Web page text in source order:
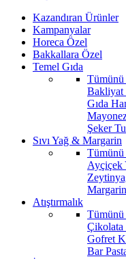
Kazandıran Ürünler
Kampanyalar
Horeca Özel
Bakkallara Özel
Temel Gıda
Bakliyat
Gıda
Şeker
Sıvı Yağ & Margarin
Ayçiçek
Margarin
Atıştırmalık
Çikolata
Gofret
Bar